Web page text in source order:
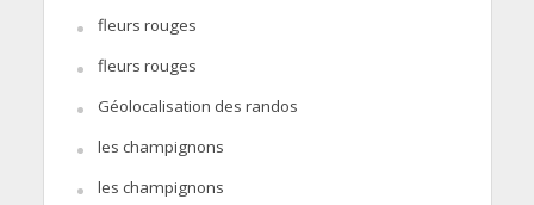
fleurs rouges
fleurs rouges
Géolocalisation des randos
les champignons
les champignons